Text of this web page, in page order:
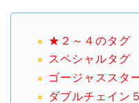
★２～４のタグ
スペシャルタグ
ゴージャススタ
ダブルチェイン